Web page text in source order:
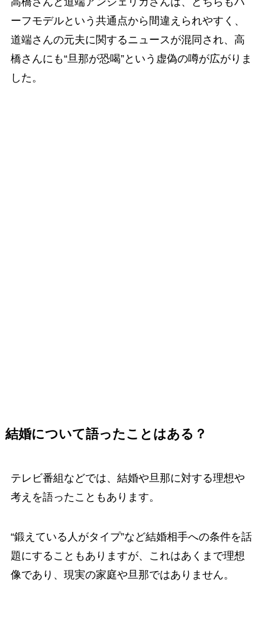
ーフモデルという共通点から間違えられやすく、
道端さんの元夫に関するニュースが混同され、高
橋さんにも“旦那が恐喝”という虚偽の噂が広がりま
した。
結婚について語ったことはある？
テレビ番組などでは、結婚や旦那に対する理想や
考えを語ったこともあります。
“鍛えている人がタイプ”など結婚相手への条件を話
題にすることもありますが、これはあくまで理想
像であり、現実の家庭や旦那ではありません。